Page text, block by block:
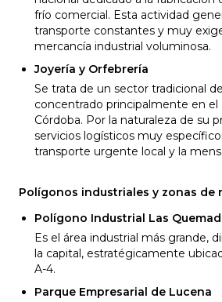
frío comercial. Esta actividad
transporte constantes y muy
mercancía industrial voluminosa.
Joyería y Orfebrería
Se trata de un sector tradicional
concentrado principalmente en el
Córdoba. Por la naturaleza de su
servicios logísticos muy
transporte urgente local y la
Polígonos industriales y zonas de
Polígono Industrial Las
Es el área industrial más grande,
la capital, estratégicamente
A-4.
Parque Empresarial de Lucena